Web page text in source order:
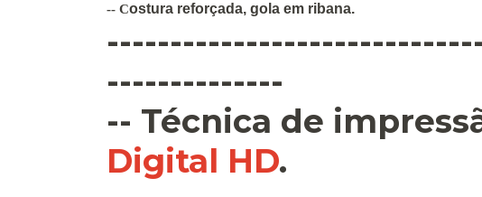
-- Costura reforçada, gola em ribana.
--------------
-- Técnica de
Digital HD.